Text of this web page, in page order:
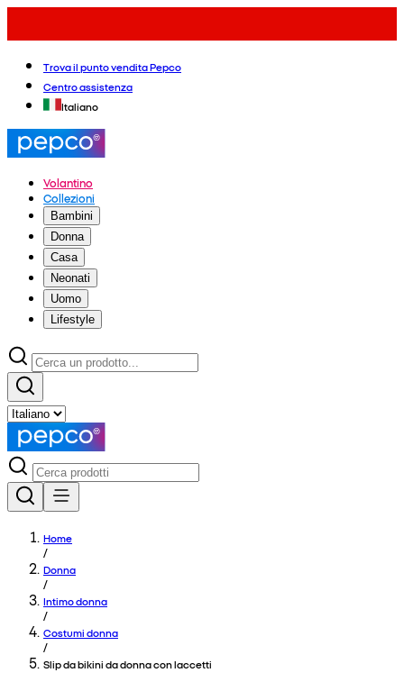
Trova il punto vendita Pepco
Centro assistenza
Italiano
Volantino
Collezioni
Bambini
Donna
Casa
Neonati
Uomo
Lifestyle
Home
/
Donna
/
Intimo donna
/
Costumi donna
/
Slip da bikini da donna con laccetti